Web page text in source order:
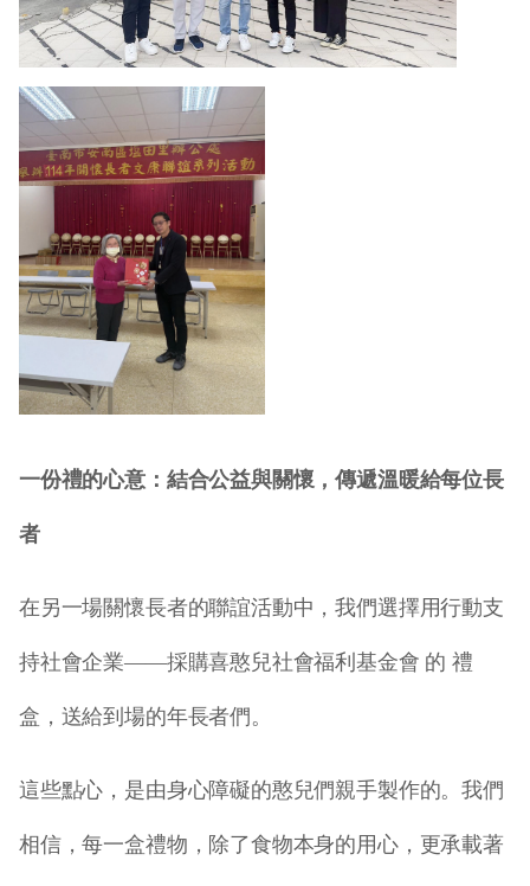
一份禮的心意：結合公益與關懷，傳遞溫暖給每位長
者
在另一場關懷長者的聯誼活動中，我們選擇用行動支
持社會企業——採購喜憨兒社會福利基金會 的 禮
盒，送給到場的年長者們。
這些點心，是由身心障礙的憨兒們親手製作的。我們
相信，每一盒禮物，除了食物本身的用心，更承載著